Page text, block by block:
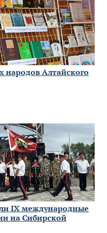
народов Алтайского
IX международные
на Сибирской